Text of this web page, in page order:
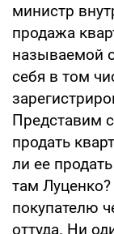
министр
продажа
называемой
себя в том
Представим
продать
ли ее
там
покупателю
оттуда. Ни